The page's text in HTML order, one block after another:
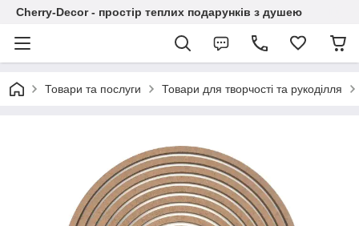
Cherry-Decor - простір теплих подарунків з душею
Товари та послуги Товари для творчості та рукоділля